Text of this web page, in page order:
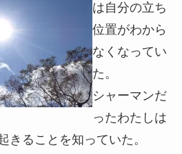
は自分の立ち
位置がわから
なくなってい
た。
シャーマンだ
ったわたしは
きることを知っていた。